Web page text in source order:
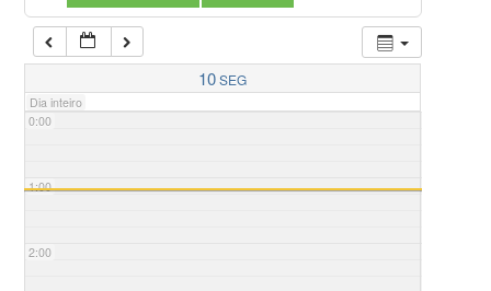
10SEG
Dia inteiro
0:00
1:00
2:00